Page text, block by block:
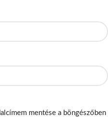
mentése a böngészőben